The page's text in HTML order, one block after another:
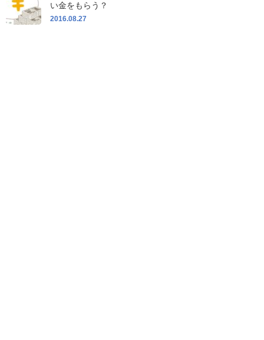
い金をもらう？
2016.08.27